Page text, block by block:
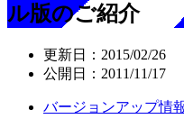
ル版のご紹介
更新日： 2015/02/26
公開日： 2011/11/17
バージョンアップ情